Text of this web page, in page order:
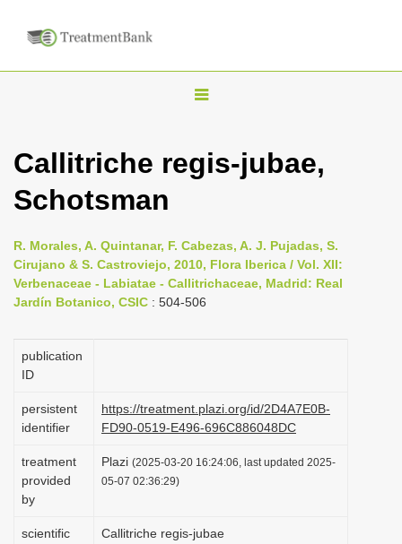
T
g
n
a
v
g
i
n
Callitriche regis-jubae,
Schotsman
R. Morales, A. Quintanar, F. Cabezas, A. J. Pujadas, S.
Cirujano & S. Castroviejo, 2010, Flora Iberica / Vol. XII:
Verbenaceae - Labiatae - Callitrichaceae, Madrid: Real
Jardín Botanico, CSIC : 504-506
publication
ID
persistent
identifier
https://treatment.plazi.org/id/2D4A7E0B-
FD90-0519-E496-696C886048DC
treatment
provided
by
Plazi (2025-03-20 16:24:06, last updated 2025-
05-07 02:36:29)
scientific
Callitriche regis-jubae